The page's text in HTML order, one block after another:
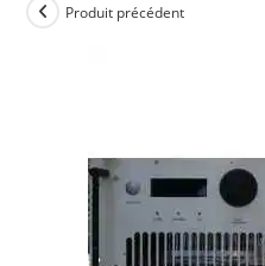
Produit précédent